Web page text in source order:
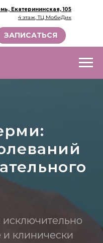
Екатерининская, 105
4 этаж, ТЦ МобиДик
ЗАПИСАТЬСЯ
клинически